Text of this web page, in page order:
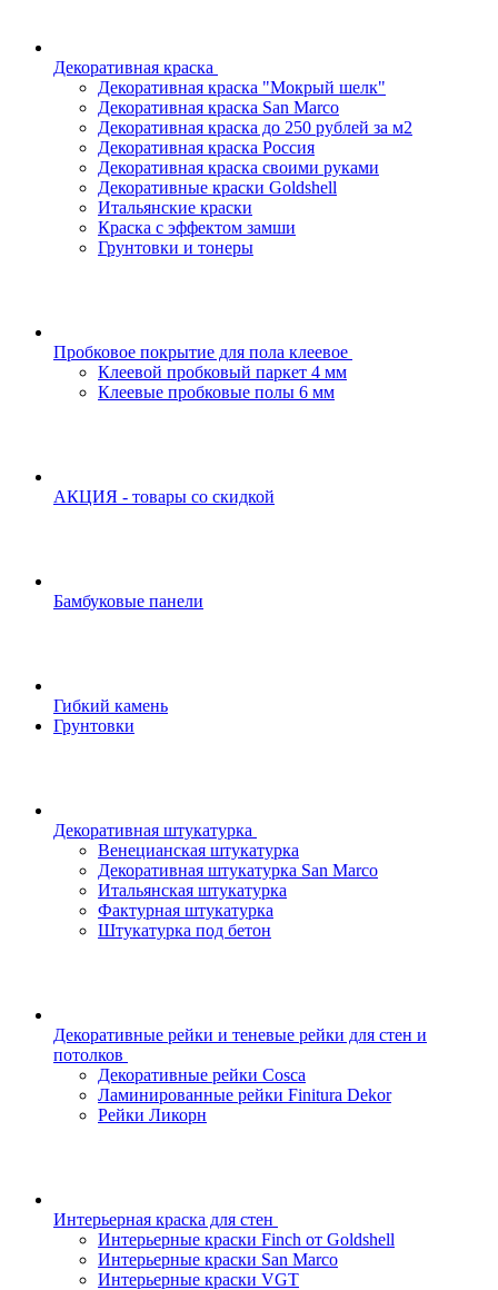
Декоративная краска
Декоративная краска "Мокрый шелк"
Декоративная краска San Marco
Декоративная краска до 250 рублей за м2
Декоративная краска Россия
Декоративная краска своими руками
Декоративные краски Goldshell
Итальянские краски
Краска с эффектом замши
Грунтовки и тонеры
Пробковое покрытие для пола клеевое
Клеевой пробковый паркет 4 мм
Клеевые пробковые полы 6 мм
АКЦИЯ - товары со скидкой
Бамбуковые панели
Гибкий камень
Грунтовки
Декоративная штукатурка
Венецианская штукатурка
Декоративная штукатурка San Marco
Итальянская штукатурка
Фактурная штукатурка
Штукатурка под бетон
Декоративные рейки и теневые рейки для стен и
потолков
Декоративные рейки Cosca
Ламинированные рейки Finitura Dekor
Рейки Ликорн
Интерьерная краска для стен
Интерьерные краски Finch от Goldshell
Интерьерные краски San Marco
Интерьерные краски VGT